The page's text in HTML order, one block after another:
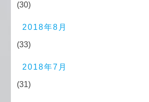
(30)
2018年8月
(33)
2018年7月
(31)